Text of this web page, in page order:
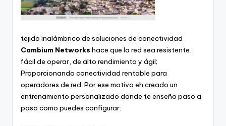
tejido inalámbrico de soluciones de conectividad
Cambium Networks hace que la red sea resistente,
fácil de operar, de alto rendimiento y ágil;
Proporcionando conectividad rentable para
operadores de red. Por ese motivo eh creado un
entrenamiento personalizado donde te enseño paso a
paso como puedes configurar: